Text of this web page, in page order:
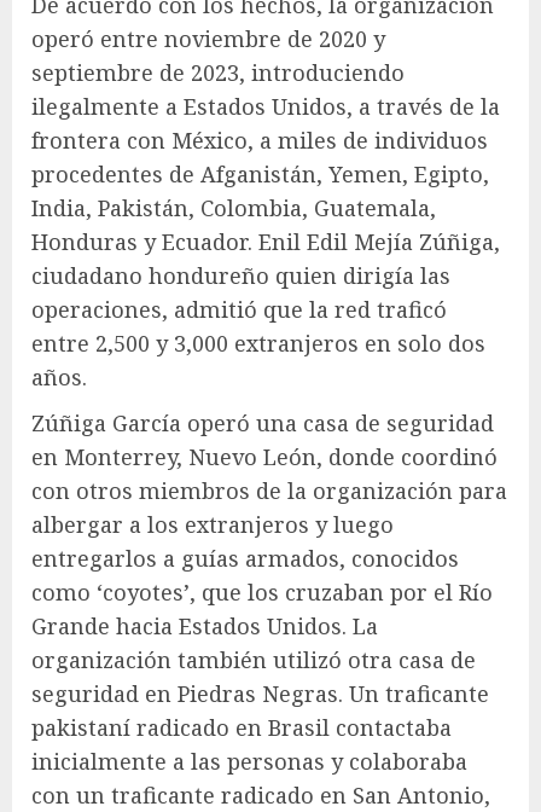
operó entre noviembre de 2020 y
septiembre de 2023, introduciendo
ilegalmente a Estados Unidos, a través de la
frontera con México, a miles de individuos
procedentes de Afganistán, Yemen, Egipto,
India, Pakistán, Colombia, Guatemala,
Honduras y Ecuador. Enil Edil Mejía Zúñiga,
ciudadano hondureño quien dirigía las
operaciones, admitió que la red traficó
entre 2,500 y 3,000 extranjeros en solo dos
años.
Zúñiga García operó una casa de seguridad
en Monterrey, Nuevo León, donde coordinó
con otros miembros de la organización para
albergar a los extranjeros y luego
entregarlos a guías armados, conocidos
como ‘coyotes’, que los cruzaban por el Río
Grande hacia Estados Unidos. La
organización también utilizó otra casa de
seguridad en Piedras Negras. Un traficante
pakistaní radicado en Brasil contactaba
inicialmente a las personas y colaboraba
con un traficante radicado en San Antonio,